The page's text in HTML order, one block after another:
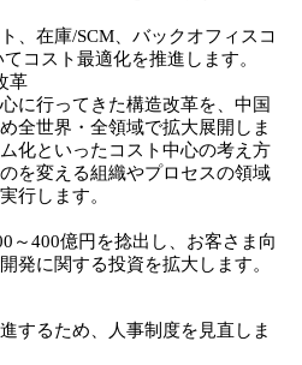
、在庫/SCM、バックオフィスコ
コスト最適化を推進します。
革
に行ってきた構造改革を、中国
全世界・全領域で拡大展開しま
化といったコスト中心の考え方
を変える組織やプロセスの領域
行します。
～400億円を捻出し、お客さま向
発に関する投資を拡大します。
するため、人事制度を見直しま